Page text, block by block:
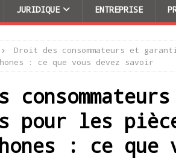
JURIDIQUE ENTREPRISE
Droit des consommateurs et
: ce que vous devez savoir
pour les
: ce que